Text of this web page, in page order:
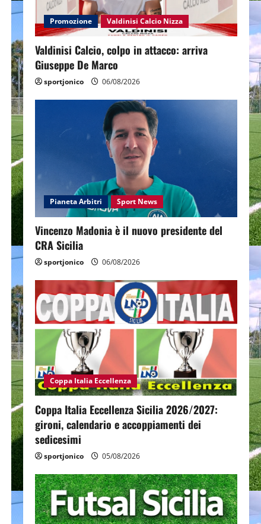
Promozione Valdinisi Calcio Nizza
Valdinisi Calcio, colpo in attacco: arriva
Giuseppe De Marco
sportjonico 06/08/2026
Pianeta Arbitri Sport News
Vincenzo Madonia è il nuovo presidente del
CRA Sicilia
sportjonico 06/08/2026
Coppa Italia Eccellenza
Coppa Italia Eccellenza Sicilia 2026/2027:
gironi, calendario e accoppiamenti dei
sedicesimi
sportjonico 05/08/2026